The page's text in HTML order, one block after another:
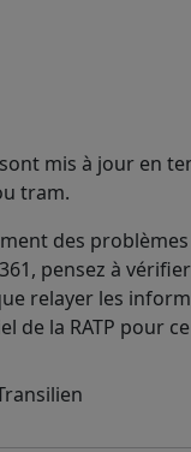
mis à jour en
tram.
des
pensez à
relayer les
de la RATP pour